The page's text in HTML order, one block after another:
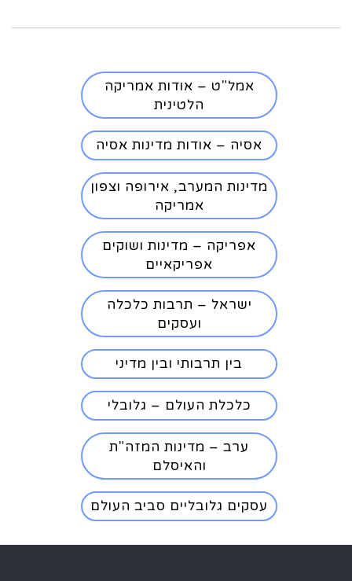
אמל"ט – אודות אמריקה
הלטינית
אסיה – אודות מדינות אסיה
מדינות המערב, אירופה וצפון
אמריקה
אפריקה – מדינות ושוקים
אפריקאיים
ישראל – תרבות כלכלה
ועסקים
בין תרבותי ובין מדיני
כלכלת העולם – גלובלי
ערב – מדינות המזה"ת
והאיסלם
עסקים גלובליים סביב העולם